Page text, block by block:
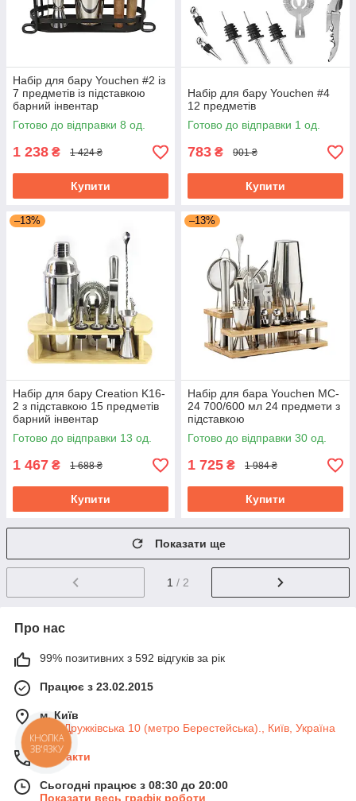
Набір для бару Youchen #2 із
7 предметів із підставкою
барний інвентар
Готово до відправки 8 од.
1 238 ₴ 1 424 ₴
Купити
Набір для бару Youchen #4
12 предметів
Готово до відправки 1 од.
783 ₴ 901 ₴
Купити
–13%
Набір для бару Creation K16-
2 з підставкою 15 предметів
барний інвентар
Готово до відправки 13 од.
1 467 ₴ 1 688 ₴
Купити
–13%
Набір для бара Youchen MC-
24 700/600 мл 24 предмети з
підставкою
Готово до відправки 30 од.
1 725 ₴ 1 984 ₴
Купити
Показати ще
1 / 2
Про нас
99% позитивних з 592 відгуків за рік
Працює з 23.02.2015
м. Київ
вул. Дружківська 10 (метро Берестейська)., Київ, Україна
Контакти
Сьогодні працює з 08:30 до 20:00
Показати весь графік роботи
КНОПКА
ЗВ'ЯЗКУ